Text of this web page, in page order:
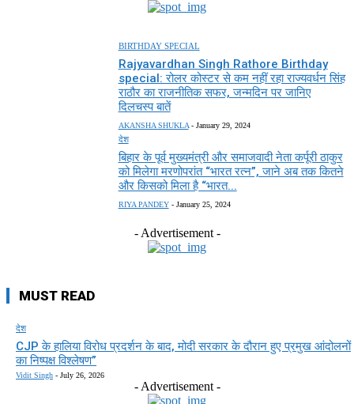
BIRTHDAY SPECIAL
Rajyavardhan Singh Rathore Birthday
special: रोलर कोस्टर से कम नहीं रहा राज्यवर्धन सिंह
राठौर का राजनीतिक सफर, जन्मदिन पर जानिए
दिलचस्प बातें
AKANSHA SHUKLA - January 29, 2024
देश
बिहार के पूर्व मुख्यमंत्री और समाजवादी नेता कर्पूरी ठाकुर
को मिलेगा मरणोपरांत “भारत रत्न”, जाने अब तक कितने
और किसको मिला है “भारत...
RIYA PANDEY - January 25, 2024
- Advertisement -
MUST READ
देश
CJP के हालिया विरोध प्रदर्शन के बाद, मोदी सरकार के दौरान हुए प्रमुख आंदोलनों
का निष्पक्ष विश्लेषण”
Vidit Singh - July 26, 2026
- Advertisement -